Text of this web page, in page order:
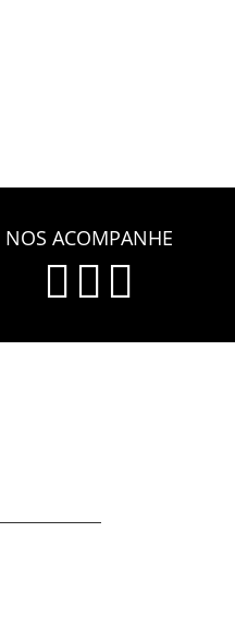
NOS ACOMPANHE